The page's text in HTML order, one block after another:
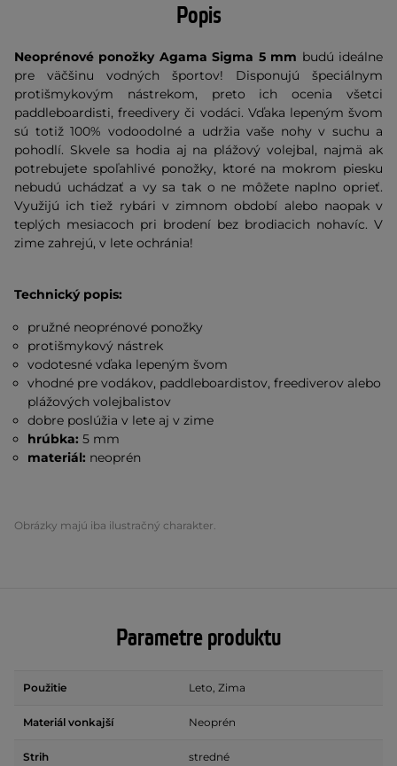
Popis
Neoprénové ponožky Agama Sigma 5 mm budú ideálne
pre väčšinu vodných športov! Disponujú špeciálnym
protišmykovým nástrekom, preto ich ocenia všetci
paddleboardisti, freedivery či vodáci. Vďaka lepeným švom
sú totiž 100% vodoodolné a udržia vaše nohy v suchu a
pohodlí. Skvele sa hodia aj na plážový volejbal, najmä ak
potrebujete spoľahlivé ponožky, ktoré na mokrom piesku
nebudú uchádzať a vy sa tak o ne môžete naplno oprieť.
Využijú ich tiež rybári v zimnom období alebo naopak v
teplých mesiacoch pri brodení bez brodiacich nohavíc. V
zime zahrejú, v lete ochránia!
Technický popis:
pružné neoprénové ponožky
protišmykový nástrek
vodotesné vďaka lepeným švom
vhodné pre vodákov, paddleboardistov, freediverov alebo
plážových volejbalistov
dobre poslúžia v lete aj v zime
hrúbka: 5 mm
materiál: neoprén
Obrázky majú iba ilustračný charakter.
Parametre produktu
Použitie Leto, Zima
Materiál vonkajší Neoprén
Strih stredné